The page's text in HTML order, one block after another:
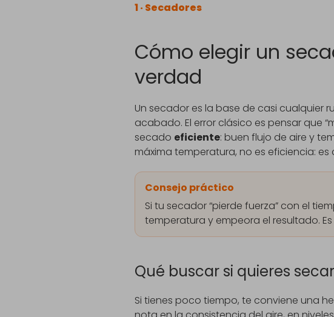
1 · Secadores
Cómo elegir un
verdad
Un secador es la base de casi cualquier
acabado. El error clásico es pensar que
secado eficiente: buen flujo de aire y
máxima temperatura, no es eficiencia: es
Consejo práctico
Si tu secador “pierde fuerza” con el
temperatura y empeora el resultado.
Qué buscar si quieres
Si tienes poco tiempo, te conviene una